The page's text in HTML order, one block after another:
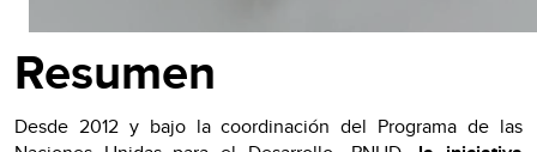
Resumen
Desde 2012 y bajo la coordinación del Programa de las